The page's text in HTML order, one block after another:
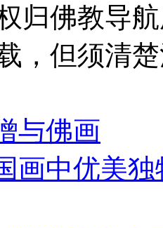
归佛教导
，但须清
与佛画
画中优美